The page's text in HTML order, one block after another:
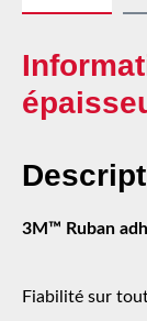
3M™ Ruban
Fiabilité sur